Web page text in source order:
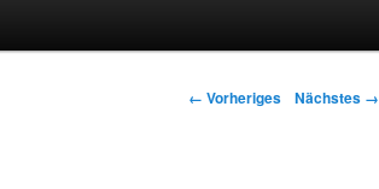
Bilder-Navigation
← Vorheriges Nächstes →